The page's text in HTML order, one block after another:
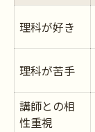
理科が好き
理科が苦手
講師との相
性重視